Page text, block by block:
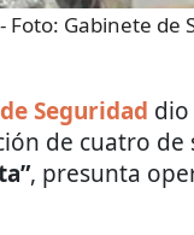
- Foto: Gabinete de
Seguridad
de cuatro
, presunta